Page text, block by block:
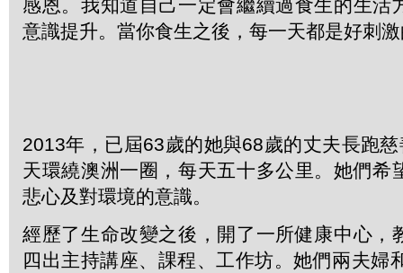
感恩。我知道自己一定會繼續過食生的生活
意識提升。當你食生之後，每一天都是好刺
2013年，已屆63歲的她與68歲的丈夫長跑
天環繞澳洲一圈，每天五十多公里。她們希
悲心及對環境的意識。
經歷了生命改變之後，開了一所健康中心，
四出主持講座、課程、工作坊。她們兩夫婦